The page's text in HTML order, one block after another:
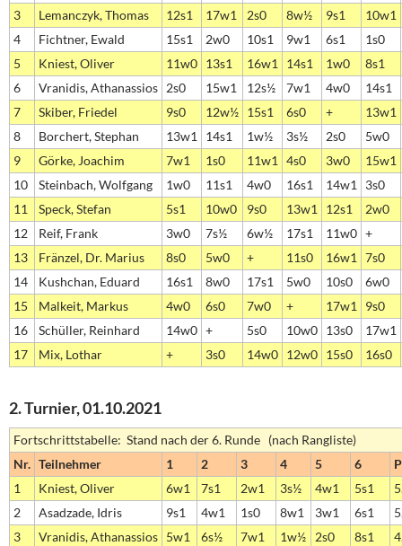
3
Lemanczyk, Thomas 12s1 17w1 2s0 8w½ 9s1
10w1
4
Fichtner, Ewald 15s1 2w0 10s1 9w1 6s1
1s0
5
Kniest, Oliver 11w0 13s1 16w1 14s1 1w0
8s1
6
Vranidis, Athanassios 2s0 15w1 12s½ 7w1 4w0
14s1
7
Skiber, Friedel 9s0 12w½ 15s1 6s0 +
13w1
8
Borchert, Stephan 13w1 14s1 1w½ 3s½ 2s0
5w0
9
Görke, Joachim 7w1 1s0 11w1 4s0 3w0
15w1
10
Steinbach, Wolfgang 1w0 11s1 4w0 16s1 14w1
3s0
11
Speck, Stefan 5s1 10w0 9s0 13w1 12s1
2w0
12
Reif, Frank 3w0 7s½ 6w½ 17s1 11w0 +
13
Fränzel, Dr. Marius 8s0 5w0 + 11s0 16w1
7s0
14
Kushchan, Eduard 16s1 8w0 17s1 5w0 10s0
6w0
15
Malkeit, Markus 4w0 6s0 7w0 + 17w1
9s0
16
Schüller, Reinhard 14w0 + 5s0 10w0 13s0
17w1
17
Mix, Lothar + 3s0 14w0 12w0 15s0 16s0
2. Turnier, 01.10.2021
Fortschrittstabelle: Stand nach der 6. Runde (nach Rangliste)
Nr. Teilnehmer 1 2 3 4 5 6
1
Kniest, Oliver 6w1 7s1 2w1 3s½ 4w1 5s1
2
Asadzade, Idris 9s1 4w1 1s0 8w1 3w1 6s1
3
Vranidis, Athanassios 5w1 6s½ 7w1 1w½ 2s0 8s1